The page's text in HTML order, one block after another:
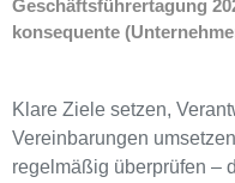
Geschäftsführertagung
konsequente
Klare Ziele setzen,
Vereinbarungen
regelmäßig überprüfen –